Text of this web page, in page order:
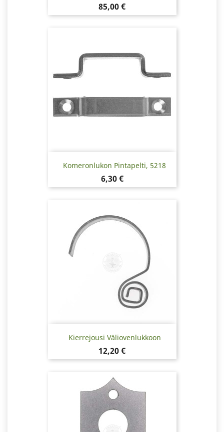
Hinta
85,00 €
Komeronlukon Pintapelti, 5218
Hinta
6,30 €
Kierrejousi Väliovenlukkoon
Hinta
12,20 €